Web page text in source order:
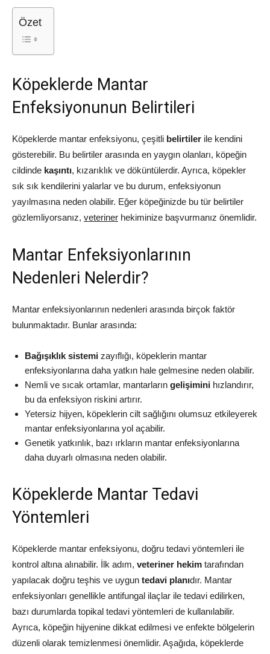
Özet
Köpeklerde Mantar
Enfeksiyonunun Belirtileri
Köpeklerde mantar enfeksiyonu, çeşitli belirtiler ile kendini
gösterebilir. Bu belirtiler arasında en yaygın olanları, köpeğin
cildinde kaşıntı, kızarıklık ve döküntülerdir. Ayrıca, köpekler
sık sık kendilerini yalarlar ve bu durum, enfeksiyonun
yayılmasına neden olabilir. Eğer köpeğinizde bu tür belirtiler
gözlemliyorsanız, veteriner hekiminize başvurmanız önemlidir.
Mantar Enfeksiyonlarının
Nedenleri Nelerdir?
Mantar enfeksiyonlarının nedenleri arasında birçok faktör
bulunmaktadır. Bunlar arasında:
Bağışıklık sistemi zayıflığı, köpeklerin mantar
enfeksiyonlarına daha yatkın hale gelmesine neden olabilir.
Nemli ve sıcak ortamlar, mantarların gelişimini hızlandırır,
bu da enfeksiyon riskini artırır.
Yetersiz hijyen, köpeklerin cilt sağlığını olumsuz etkileyerek
mantar enfeksiyonlarına yol açabilir.
Genetik yatkınlık, bazı ırkların mantar enfeksiyonlarına
daha duyarlı olmasına neden olabilir.
Köpeklerde Mantar Tedavi
Yöntemleri
Köpeklerde mantar enfeksiyonu, doğru tedavi yöntemleri ile
kontrol altına alınabilir. İlk adım, veteriner hekim tarafından
yapılacak doğru teşhis ve uygun tedavi planıdır. Mantar
enfeksiyonları genellikle antifungal ilaçlar ile tedavi edilirken,
bazı durumlarda topikal tedavi yöntemleri de kullanılabilir.
Ayrıca, köpeğin hijyenine dikkat edilmesi ve enfekte bölgelerin
düzenli olarak temizlenmesi önemlidir. Aşağıda, köpeklerde